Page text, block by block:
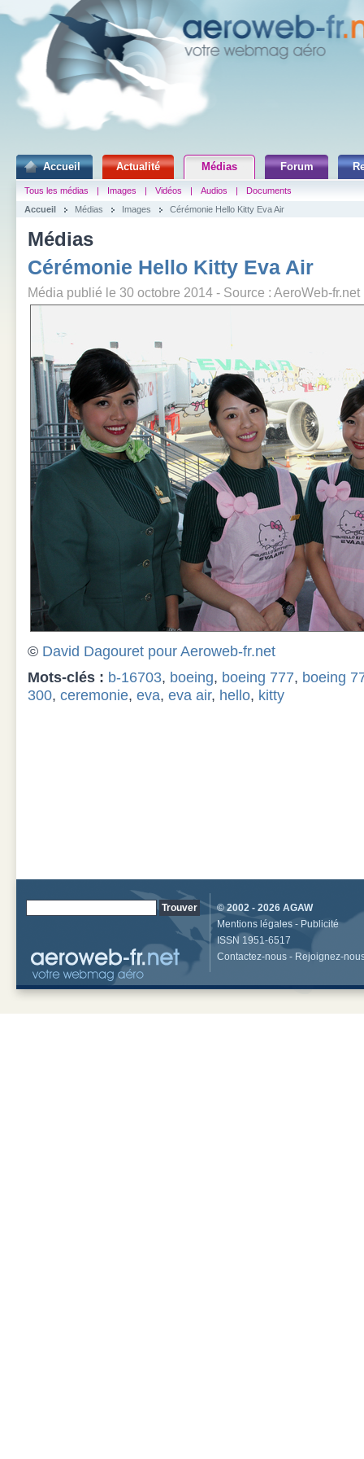
Accueil Actualité Médias Forum
Tous les médias | Images | Vidéos | Audios |
Documents
Accueil
Médias Images Cérémonie Hello Kitty Eva Air
Médias
Cérémonie Hello Kitty Eva Air
Média publié le 30 octobre 2014 - Source : AeroWeb-fr.net
© David Dagouret pour Aeroweb-fr.net
Mots-clés : b-16703, boeing, boeing 777, boeing
300, ceremonie, eva, eva air, hello, kitty
© 2002 - 2026 AGAW
Mentions légales - Publicité
ISSN 1951-6517
Contactez-nous - Rejoignez-